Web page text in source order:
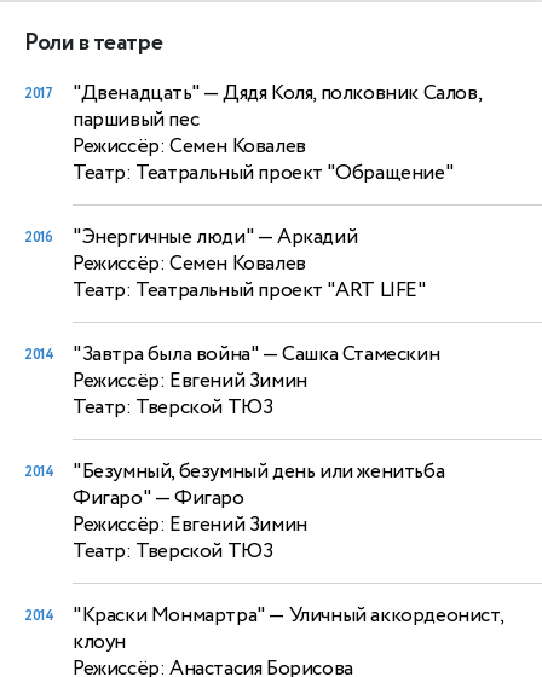
Роли в театре
2017 "Двенадцать"— Дядя Коля, полковник Салов,
паршивый пес
Режиссёр: Семен Ковалев
Театр: Театральный проект "Обращение"
2016 "Энергичные люди"— Аркадий
Режиссёр: Семен Ковалев
Театр: Театральный проект "ART LIFE"
2014 "Завтра была война"— Сашка Стамескин
Режиссёр: Евгений Зимин
Театр: Тверской ТЮЗ
2014
"Безумный, безумный день или женитьба
Фигаро"— Фигаро
Режиссёр: Евгений Зимин
Театр: Тверской ТЮЗ
2014 "Краски Монмартра"— Уличный аккордеонист,
клоун
Режиссёр: Анастасия Борисова